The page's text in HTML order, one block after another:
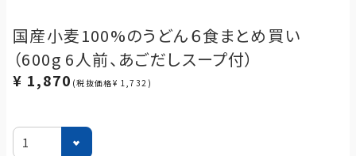
国産小麦100%のうどん６食まとめ買い
（600g 6人前、あごだしスープ付）
¥ 1,870 (税抜価格¥ 1,732)